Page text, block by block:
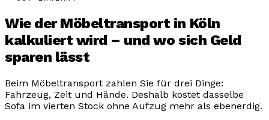
Wie der Möbeltransport in Köln
kalkuliert wird – und wo sich Geld
sparen lässt
Beim Möbeltransport zahlen Sie für drei Dinge:
Fahrzeug, Zeit und Hände. Deshalb kostet dasselbe
Sofa im vierten Stock ohne Aufzug mehr als ebenerdig.